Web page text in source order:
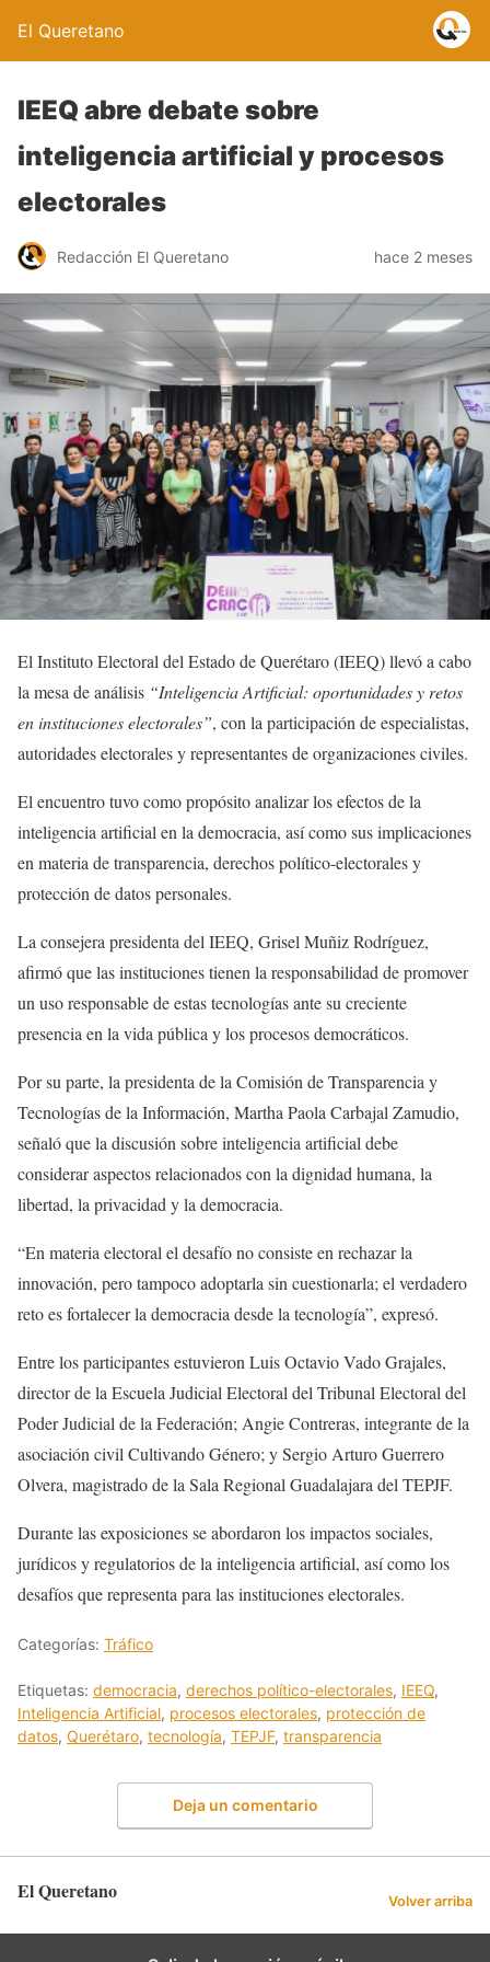
El Queretano
IEEQ abre debate sobre
inteligencia artificial y procesos
electorales
Redacción El Queretano hace 2 meses
El Instituto Electoral del Estado de Querétaro (IEEQ) llevó a cabo
la mesa de análisis “Inteligencia Artificial: oportunidades y retos
en instituciones electorales”, con la participación de especialistas,
autoridades electorales y representantes de organizaciones civiles.
El encuentro tuvo como propósito analizar los efectos de la
inteligencia artificial en la democracia, así como sus implicaciones
en materia de transparencia, derechos político-electorales y
protección de datos personales.
La consejera presidenta del IEEQ, Grisel Muñiz Rodríguez,
afirmó que las instituciones tienen la responsabilidad de promover
un uso responsable de estas tecnologías ante su creciente
presencia en la vida pública y los procesos democráticos.
Por su parte, la presidenta de la Comisión de Transparencia y
Tecnologías de la Información, Martha Paola Carbajal Zamudio,
señaló que la discusión sobre inteligencia artificial debe
considerar aspectos relacionados con la dignidad humana, la
libertad, la privacidad y la democracia.
“En materia electoral el desafío no consiste en rechazar la
innovación, pero tampoco adoptarla sin cuestionarla; el verdadero
reto es fortalecer la democracia desde la tecnología”, expresó.
Entre los participantes estuvieron Luis Octavio Vado Grajales,
director de la Escuela Judicial Electoral del Tribunal Electoral del
Poder Judicial de la Federación; Angie Contreras, integrante de la
asociación civil Cultivando Género; y Sergio Arturo Guerrero
Olvera, magistrado de la Sala Regional Guadalajara del TEPJF.
Durante las exposiciones se abordaron los impactos sociales,
jurídicos y regulatorios de la inteligencia artificial, así como los
desafíos que representa para las instituciones electorales.
Categorías: Tráfico
Etiquetas: democracia, derechos político-electorales, IEEQ,
Inteligencia Artificial, procesos electorales, protección de
datos, Querétaro, tecnología, TEPJF, transparencia
Deja un comentario
El Queretano Volver arriba